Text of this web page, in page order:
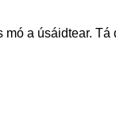
a úsáidtear.